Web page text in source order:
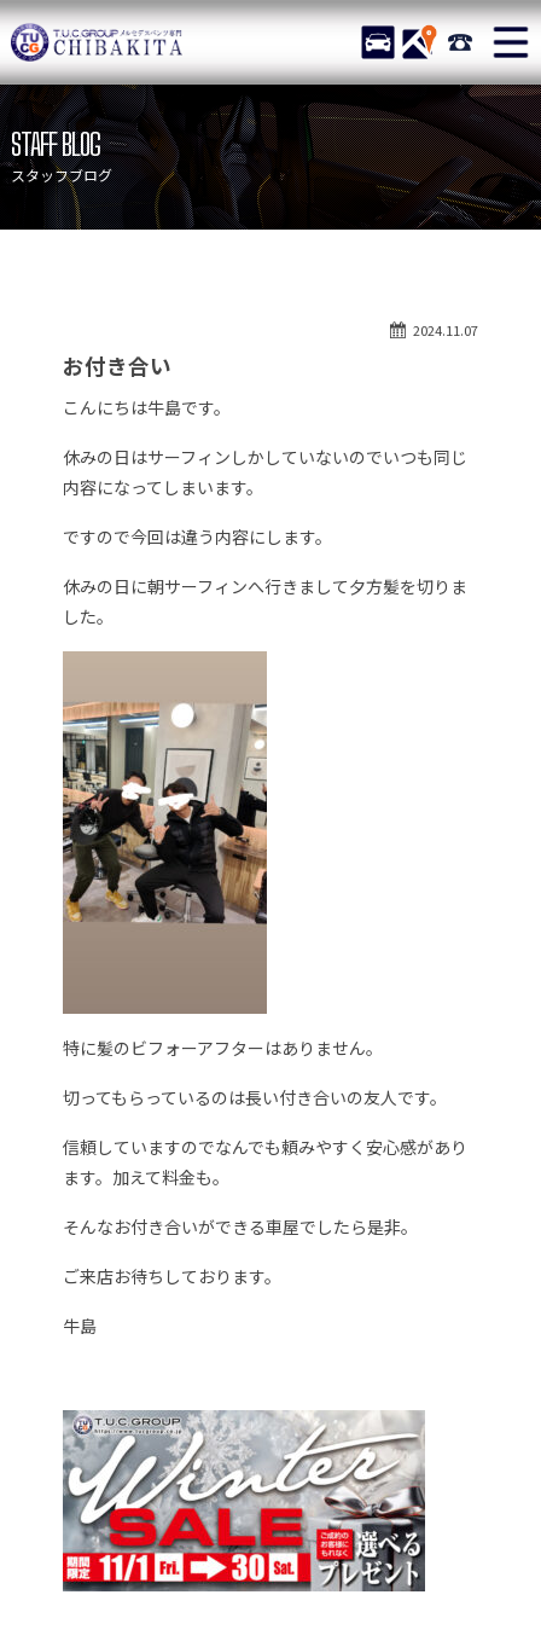
TUCグループ メルセデスベ
STOCK ACCESS 043-
ニュース
在庫リスト
目玉車両一覧
店舗紹介
保証＆サービス
アクセスマップ
自動車保険
会社概要
STAFF BLOG
スタッフブログ
2024.11.07
お付き合い
こんにちは牛島です。
休みの日はサーフィンしかしていないのでいつも同じ
内容になってしまいます。
ですので今回は違う内容にします。
休みの日に朝サーフィンへ行きまして夕方髪を切りま
した。
特に髪のビフォーアフターはありません。
切ってもらっているのは長い付き合いの友人です。
信頼していますのでなんでも頼みやすく安心感があり
ます。加えて料金も。
そんなお付き合いができる車屋でしたら是非。
ご来店お待ちしております。
牛島